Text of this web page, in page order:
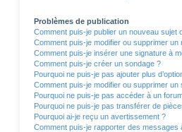
Problèmes de publication
Comment puis-je publier un nouveau sujet
Comment puis-je modifier ou supprimer un
Comment puis-je insérer une signature à
Comment puis-je créer un sondage ?
Pourquoi ne puis-je pas ajouter plus
Comment puis-je modifier ou supprimer un
Pourquoi ne puis-je pas accéder à un
Pourquoi ne puis-je pas transférer de
Pourquoi ai-je reçu un avertissement ?
Comment puis-je rapporter des messages